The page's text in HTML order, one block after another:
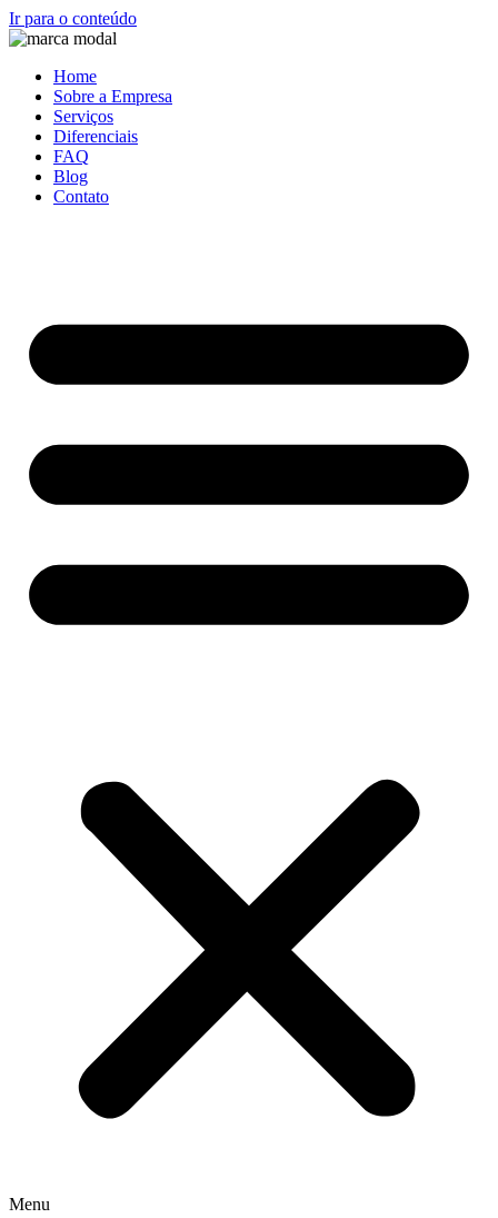
Ir para o conteúdo
Home
Sobre a Empresa
Serviços
Diferenciais
FAQ
Blog
Contato
Menu